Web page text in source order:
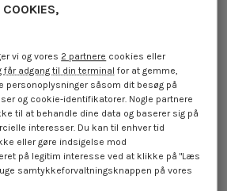
kategori:
COOKIES,
vi og vores 2 partnere cookies eller
får adgang til din terminal for at gemme,
personoplysninger såsom dit besøg på
og cookie-identifikatorer. Nogle partnere
til at behandle dine data og baserer sig på
interesser. Du kan til enhver tid
eller gøre indsigelse mod
på legitim interesse ved at klikke på "Læs
samtykkeforvaltningsknappen på vores